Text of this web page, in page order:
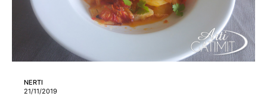
NERTI
21/11/2019